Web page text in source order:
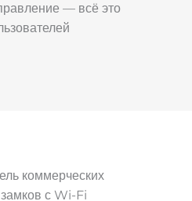
— всё это
коммерческих
с Wi-Fi